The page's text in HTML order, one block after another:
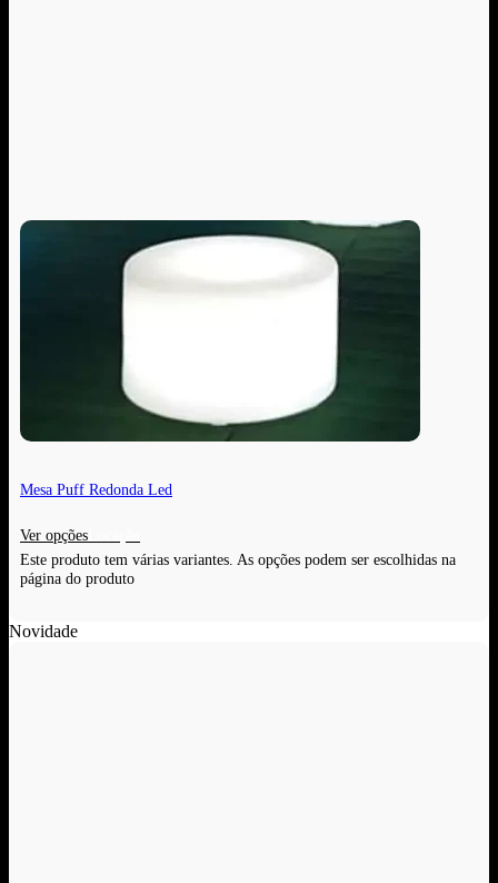
Mesa Puff Redonda Led
Ver opções
Este produto tem várias variantes. As opções podem ser escolhidas na
página do produto
Novidade